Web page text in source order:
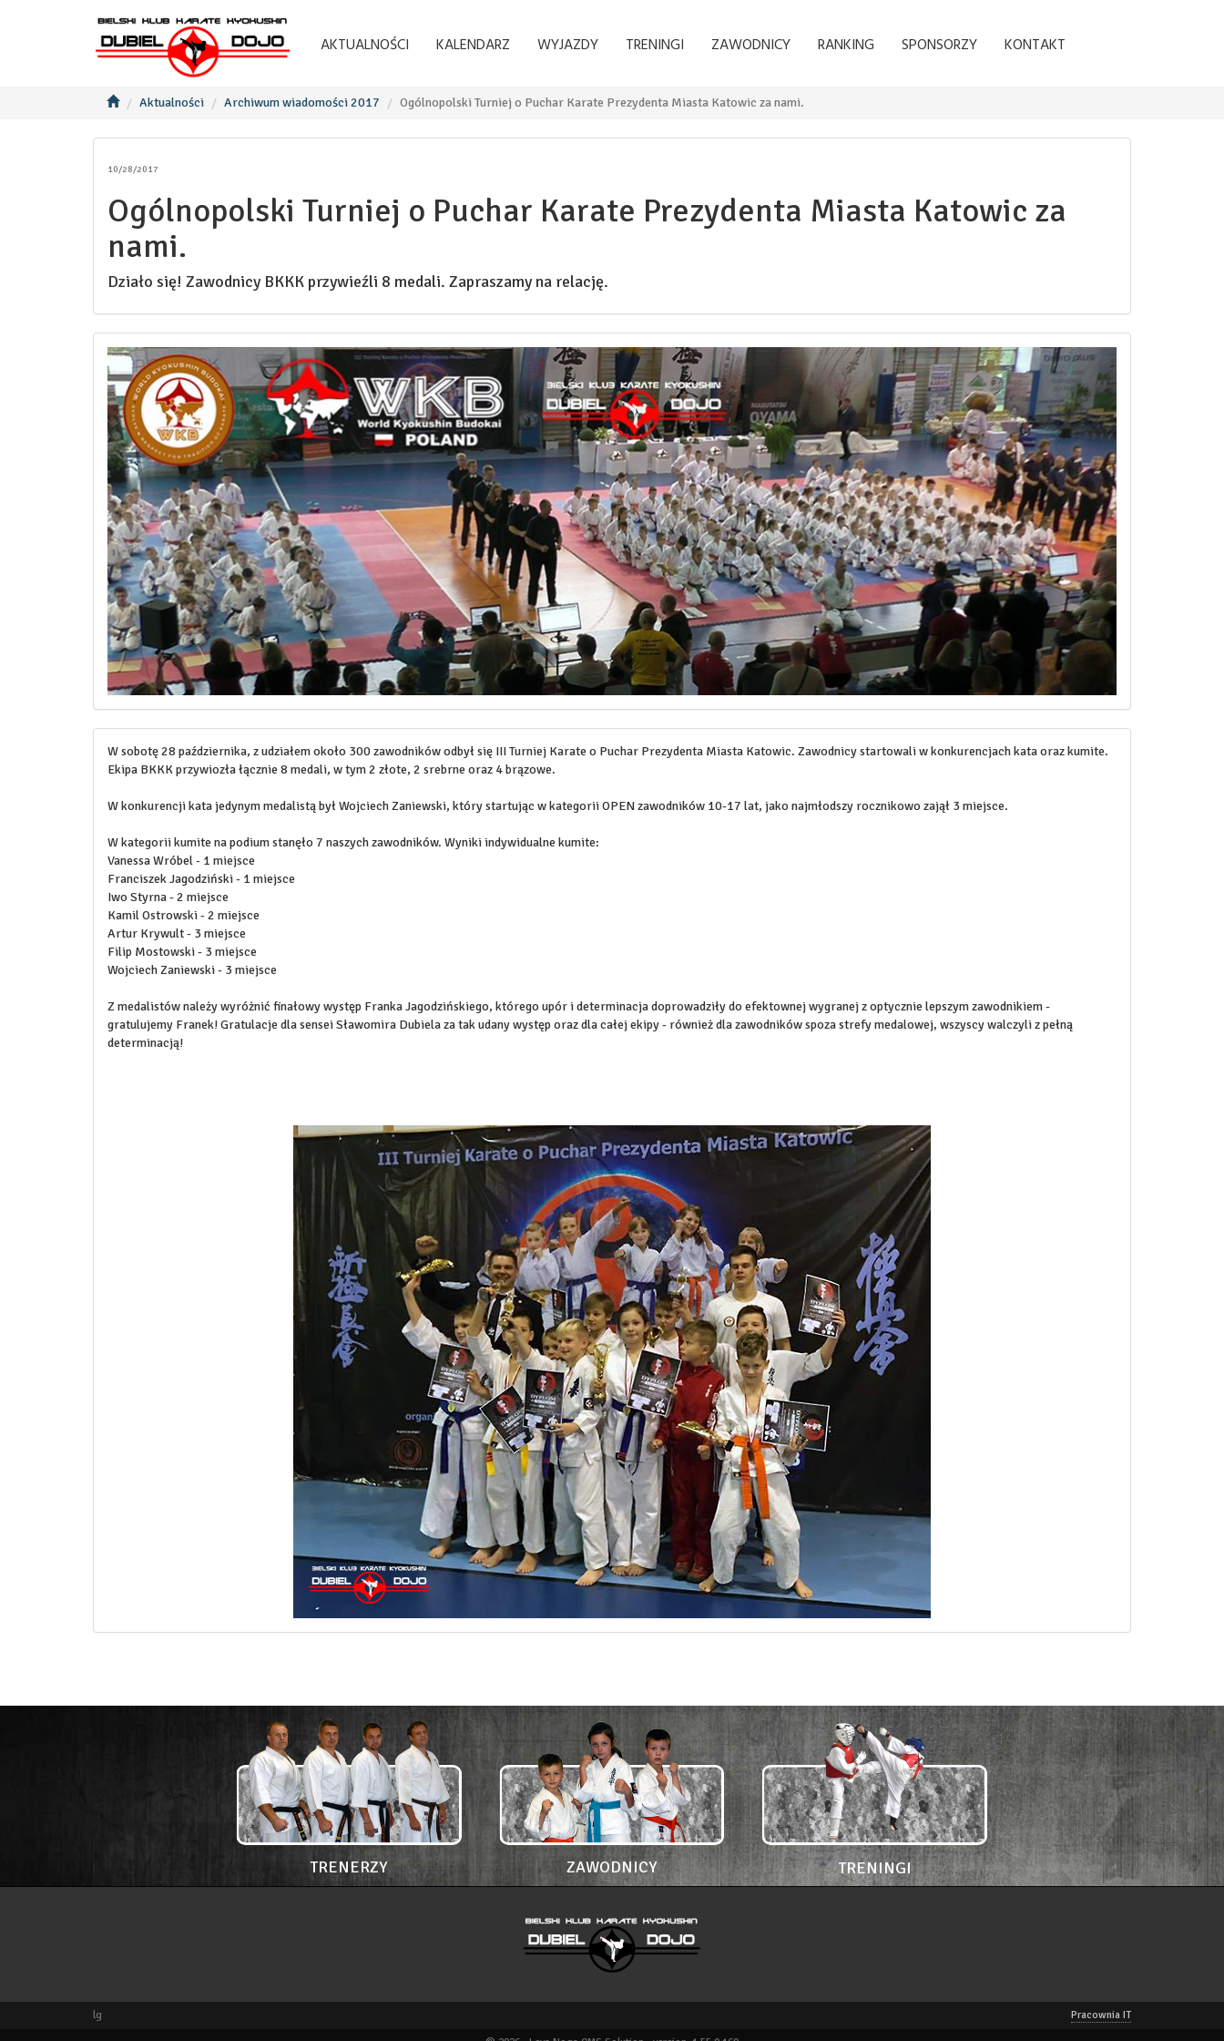
AKTUALNOŚCI KALENDARZ WYJAZDY TRENINGI ZAWODNICY RANKING SPONSORZY KONTAKT
Aktualności Archiwum wiadomości 2017 Ogólnopolski Turniej o Puchar Karate Prezydenta Miasta Katowic za nami.
10/28/2017
Ogólnopolski Turniej o Puchar Karate Prezydenta Miasta Katowic za
nami.
Działo się! Zawodnicy BKKK przywieźli 8 medali. Zapraszamy na relację.
W sobotę 28 października, z udziałem około 300 zawodników odbył się III Turniej Karate o Puchar Prezydenta Miasta Katowic. Zawodnicy startowali w konkurencjach kata oraz kumite.
Ekipa BKKK przywiozła łącznie 8 medali, w tym 2 złote, 2 srebrne oraz 4 brązowe.
W konkurencji kata jedynym medalistą był Wojciech Zaniewski, który startując w kategorii OPEN zawodników 10-17 lat, jako najmłodszy rocznikowo zajął 3 miejsce.
W kategorii kumite na podium stanęło 7 naszych zawodników. Wyniki indywidualne kumite:
Vanessa Wróbel - 1 miejsce
Franciszek Jagodziński - 1 miejsce
Iwo Styrna - 2 miejsce
Kamil Ostrowski - 2 miejsce
Artur Krywult - 3 miejsce
Filip Mostowski - 3 miejsce
Wojciech Zaniewski - 3 miejsce
Z medalistów należy wyróżnić finałowy występ Franka Jagodzińskiego, którego upór i determinacja doprowadziły do efektownej wygranej z optycznie lepszym zawodnikiem -
gratulujemy Franek! Gratulacje dla sensei Sławomira Dubiela za tak udany występ oraz dla całej ekipy - również dla zawodników spoza strefy medalowej, wszyscy walczyli z pełną
determinacją!
TRENERZY ZAWODNICY TRENINGI
lg
Pracownia IT